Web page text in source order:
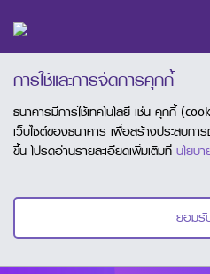
ค้นหา Business
การใช้และการจัดการคุกกี้
ธนาคารมีการใช้เทคโนโลยี เช่น คุกกี้
เว็บไซต์ของธนาคาร เพื่อสร้างประสบกา
ขึ้น โปรดอ่านรายละเอียดเพิ่มเติมที่ นโยบ
ยอมรั